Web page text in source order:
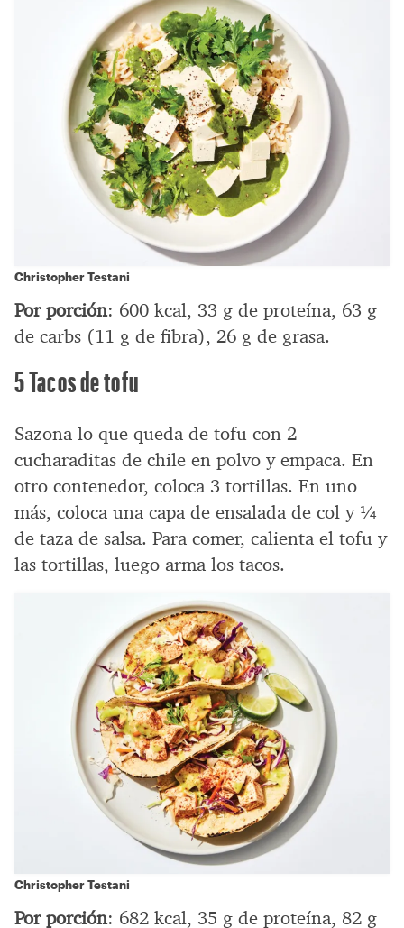
Christopher Testani
Por porción: 600 kcal, 33 g de proteína, 63 g
de carbs (11 g de fibra), 26 g de grasa.
5 Tacos de tofu
Sazona lo que queda de tofu con 2
cucharaditas de chile en polvo y empaca. En
otro contenedor, coloca 3 tortillas. En uno
más, coloca una capa de ensalada de col y ¼
de taza de salsa. Para comer, calienta el tofu y
las tortillas, luego arma los tacos.
Christopher Testani
Por porción: 682 kcal, 35 g de proteína, 82 g